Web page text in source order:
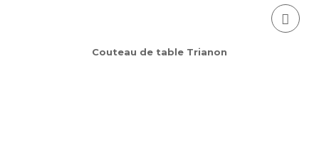
Couteau de table Trianon